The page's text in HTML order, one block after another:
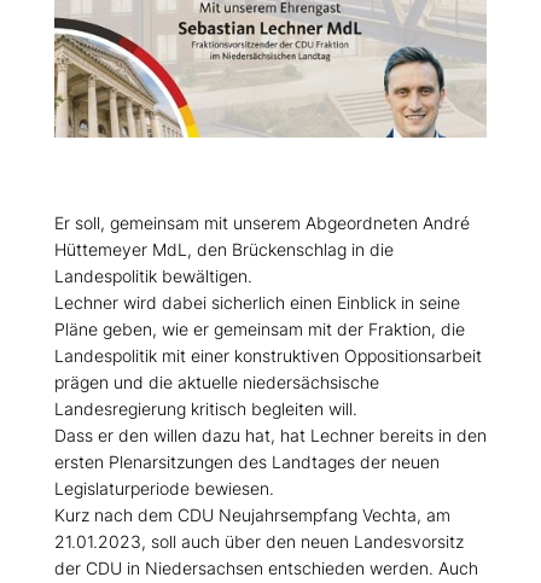
Er soll, gemeinsam mit unserem Abgeordneten André
Hüttemeyer MdL, den Brückenschlag in die
Landespolitik bewältigen.
Lechner wird dabei sicherlich einen Einblick in seine
Pläne geben, wie er gemeinsam mit der Fraktion, die
Landespolitik mit einer konstruktiven Oppositionsarbeit
prägen und die aktuelle niedersächsische
Landesregierung kritisch begleiten will.
Dass er den willen dazu hat, hat Lechner bereits in den
ersten Plenarsitzungen des Landtages der neuen
Legislaturperiode bewiesen.
Kurz nach dem CDU Neujahrsempfang Vechta, am
21.01.2023, soll auch über den neuen Landesvorsitz
der CDU in Niedersachsen entschieden werden. Auch